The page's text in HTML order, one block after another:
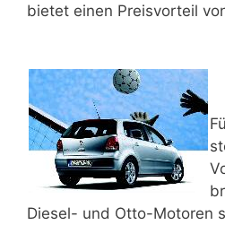
bietet einen Preisvorteil
Diesel- und Otto-Motoren